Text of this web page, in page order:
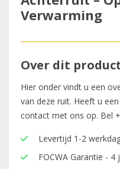
Verwarming
Over dit
Hier onder vindt u een
van deze ruit. Heeft u
contact met ons op. Bel
Levertijd 1-2
FOCWA Garantie - 4